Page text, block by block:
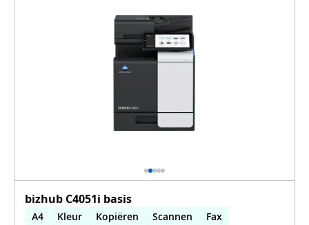
bizhub C4051i basis
A4 Kleur Kopiëren Scannen
Fax